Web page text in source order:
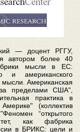
— доцент РГГУ,
автором более 40
мысли в ЕС:
и американского
мысли. Американская
пределами США",
практика в
(коллектив
“открытого
как фабрика
в БРИКС: цели и